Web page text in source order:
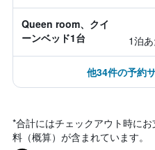
Queen room、クイ
ーンベッド1台
1泊
他34件の予約
*合計にはチェックアウト時に
料（概算）が含まれています。